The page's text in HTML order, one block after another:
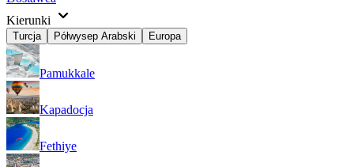
Kierunki
Turcja Półwysep Arabski Europa
Pamukkale
Kapadocja
Fethiye